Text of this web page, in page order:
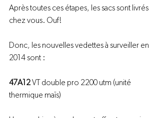
Après toutes ces étapes, les sacs sont livrés
chez vous. Ouf!
Donc, les nouvelles vedettes à surveiller en
2014 sont :
47A12 VT double pro 2200 utm (unité
thermique maïs)